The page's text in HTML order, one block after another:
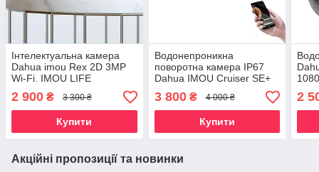
Інтелектуальна камера
Dahua imou Rex 2D 3MP
Wi-Fi. IMOU LIFE
2 900 ₴ 3 300 ₴
Купити
Водонепроникна
поворотна камера IP67
Dahua IMOU Cruiser SE+
5MP 3,6 mm Wi-Fi. IMOU
LIFE
3 800₴ 4 000 ₴
Купити
2
Акційні пропозиції та новинки